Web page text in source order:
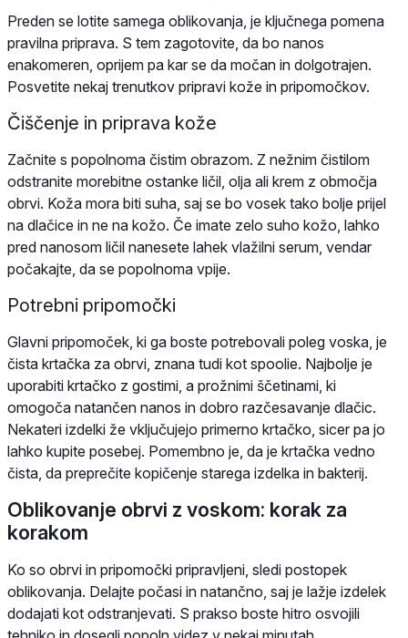
Preden se lotite samega oblikovanja, je ključnega pomena
pravilna priprava. S tem zagotovite, da bo nanos
enakomeren, oprijem pa kar se da močan in dolgotrajen.
Posvetite nekaj trenutkov pripravi kože in pripomočkov.
Čiščenje in priprava kože
Začnite s popolnoma čistim obrazom. Z nežnim čistilom
odstranite morebitne ostanke ličil, olja ali krem z območja
obrvi. Koža mora biti suha, saj se bo vosek tako bolje prijel
na dlačice in ne na kožo. Če imate zelo suho kožo, lahko
pred nanosom ličil nanesete lahek vlažilni serum, vendar
počakajte, da se popolnoma vpije.
Potrebni pripomočki
Glavni pripomoček, ki ga boste potrebovali poleg voska, je
čista krtačka za obrvi, znana tudi kot spoolie. Najbolje je
uporabiti krtačko z gostimi, a prožnimi ščetinami, ki
omogoča natančen nanos in dobro razčesavanje dlačic.
Nekateri izdelki že vključujejo primerno krtačko, sicer pa jo
lahko kupite posebej. Pomembno je, da je krtačka vedno
čista, da preprečite kopičenje starega izdelka in bakterij.
Oblikovanje obrvi z voskom: korak za
korakom
Ko so obrvi in pripomočki pripravljeni, sledi postopek
oblikovanja. Delajte počasi in natančno, saj je lažje izdelek
dodajati kot odstranjevati. S prakso boste hitro osvojili